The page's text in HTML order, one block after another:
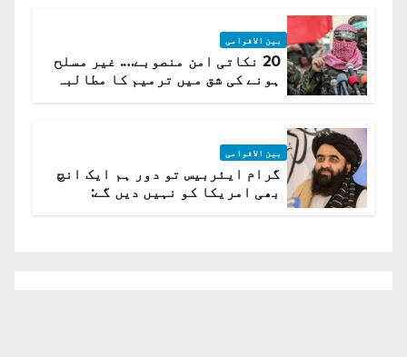
بین الاقوامی
20 نکاتی امن منصوبے…. غیر مسلح
ہونے کی شق میں ترمیم کا مطالبہ
بین الاقوامی
گرام ایئربیس تو دور ہم ایک انچ
بھی امریکا کو نہیں دیں گے: